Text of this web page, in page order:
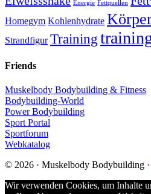
Energie Fettquellen
Homegym Kohlenhydrate
Strandfigur Training
Friends
Muskelbody Bodybuilding & Fitness
Bodybuilding-World
Power Bodybuilding
Sport Portal
Sportforum
Webkatalog
© 2026 · Muskelbody Bodybuilding ·
Wir verwenden Cookies, um Inhalte